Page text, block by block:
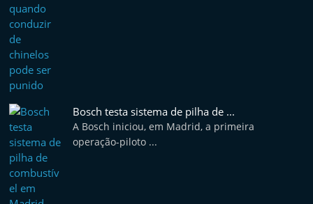
m
ó
v
Bosch testa sistema de pilha de ...
A Bosch iniciou, em Madrid, a primeira
operação-piloto ...